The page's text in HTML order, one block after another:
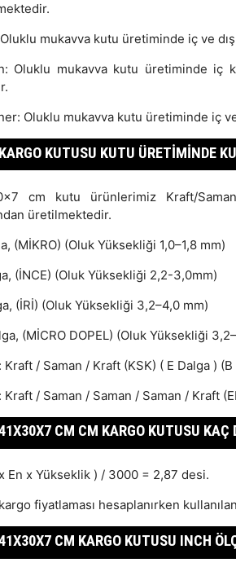
mukavva kutu üretiminde iç ve dış
Oluklu mukavva kutu üretiminde iç
Oluklu mukavva kutu üretiminde iç ve
KUTUSU KUTU ÜRETIMINDE
cm kutu ürünlerimiz Kraft/
üretilmektedir.
(MİKRO) (Oluk Yüksekliği 1,0–1,8 mm)
(İNCE) (Oluk Yüksekliği 2,2-3,0mm)
(İRİ) (Oluk Yüksekliği 3,2–4,0 mm)
(MİCRO DOPEL) (Oluk Yüksekliği
Kraft / Saman / Kraft (KSK) ( E Dalga )
Kraft / Saman / Saman / Saman / Kraft
CM CM KARGO KUTUSU KAÇ
En x Yükseklik ) / 3000 = 2,87 desi.
fiyatlaması hesaplanırken
CM KARGO KUTUSU INCH